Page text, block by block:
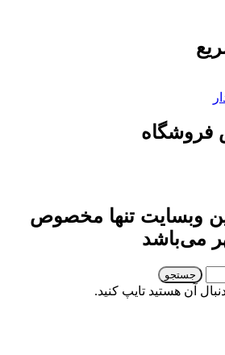
فروشگاه
وبسایت تنها مخصوص
می‌باشد
جستجو
آن هستید تایپ کنید.